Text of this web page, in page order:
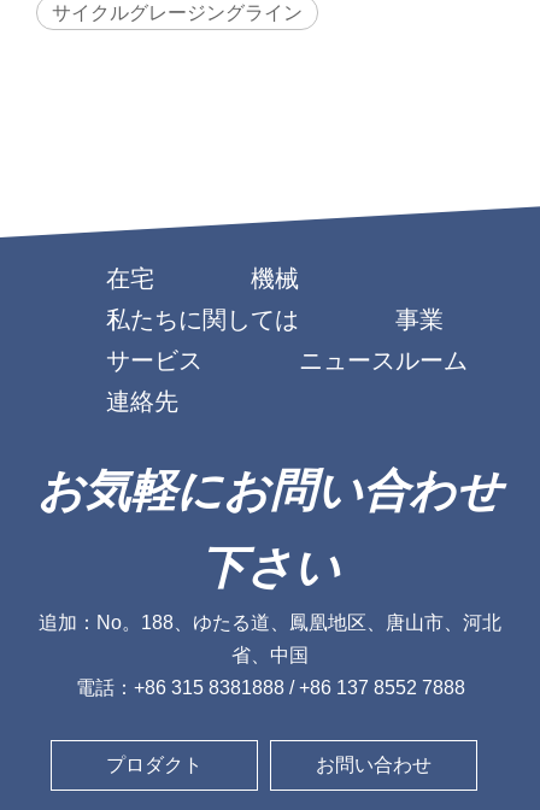
サイクルグレージングライン
在宅
機械
私たちに関しては
事業
サービス
ニュースルーム
連絡先
お気軽にお問い合わせ
下さい
追加：No。188、ゆたる道、鳳凰地区、唐山市、河北
省、中国
電話：+86 315 8381888 / +86 137 8552 7888
プロダクト お問い合わせ